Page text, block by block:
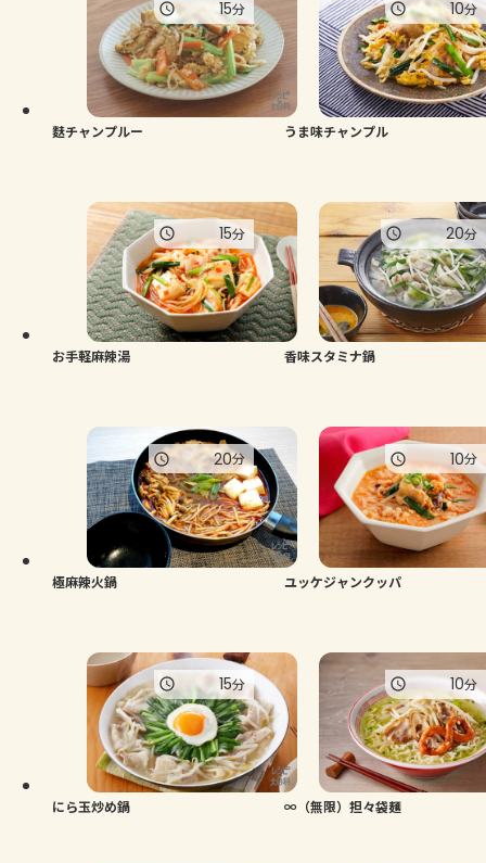
麩チャンプルー
15分
うま味チャンプル
10分
お手軽麻辣湯
15分
香味スタミナ鍋
20分
極麻辣火鍋
20分
ユッケジャンクッパ
10分
にら玉炒め鍋
15分
∞（無限）担々袋麺
10分